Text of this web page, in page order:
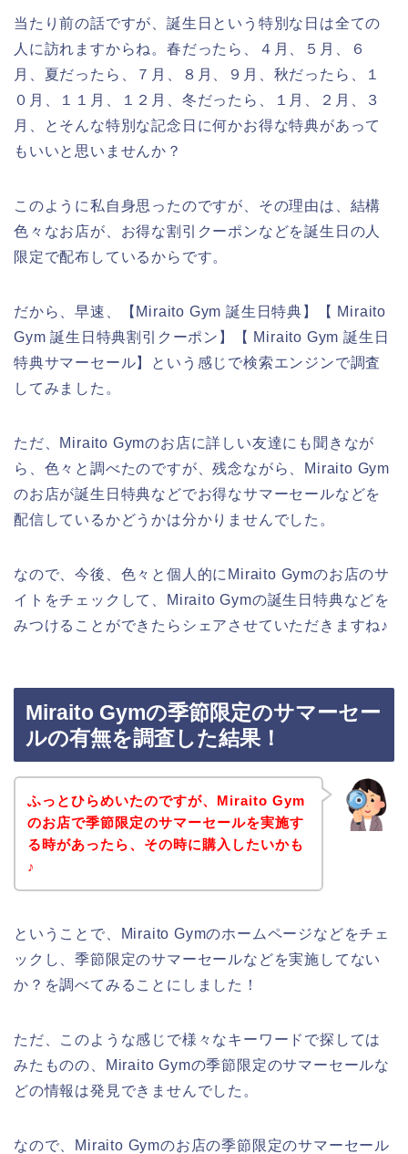
当たり前の話ですが、誕生日という特別な日は全ての
人に訪れますからね。春だったら、４月、５月、６
月、夏だったら、７月、８月、９月、秋だったら、１
０月、１１月、１２月、冬だったら、１月、２月、３
月、とそんな特別な記念日に何かお得な特典があって
もいいと思いませんか？
このように私自身思ったのですが、その理由は、結構
色々なお店が、お得な割引クーポンなどを誕生日の人
限定で配布しているからです。
だから、早速、【Miraito Gym 誕生日特典】【 Miraito
Gym 誕生日特典割引クーポン】【 Miraito Gym 誕生日
特典サマーセール】という感じで検索エンジンで調査
してみました。
ただ、Miraito Gymのお店に詳しい友達にも聞きなが
ら、色々と調べたのですが、残念ながら、Miraito Gym
のお店が誕生日特典などでお得なサマーセールなどを
配信しているかどうかは分かりませんでした。
なので、今後、色々と個人的にMiraito Gymのお店のサ
イトをチェックして、Miraito Gymの誕生日特典などを
みつけることができたらシェアさせていただきますね♪
Miraito Gymの季節限定のサマーセー
ルの有無を調査した結果！
ふっとひらめいたのですが、Miraito Gym
のお店で季節限定のサマーセールを実施す
る時があったら、その時に購入したいかも
♪
ということで、Miraito Gymのホームページなどをチェ
ックし、季節限定のサマーセールなどを実施してない
か？を調べてみることにしました！
ただ、このような感じで様々なキーワードで探しては
みたものの、Miraito Gymの季節限定のサマーセールな
どの情報は発見できませんでした。
なので、Miraito Gymのお店の季節限定のサマーセール